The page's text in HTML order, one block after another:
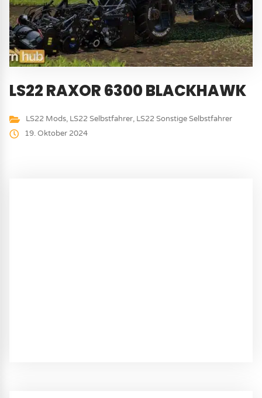
LS22 RAXOR 6300 BLACKHAWK
LS22 Mods, LS22 Selbstfahrer, LS22 Sonstige Selbstfahrer
19. Oktober 2024